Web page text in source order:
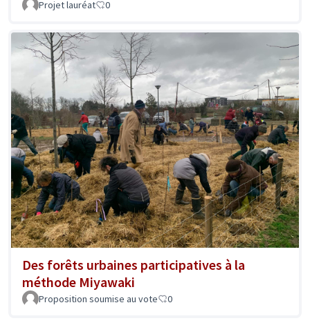
Projet lauréat 0
Des forêts urbaines participatives à la
méthode Miyawaki
Proposition soumise au vote 0